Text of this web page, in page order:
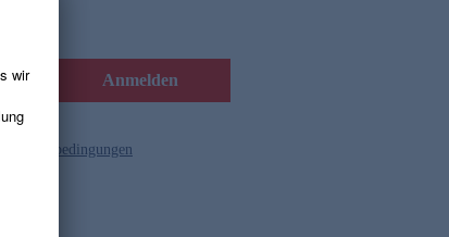
Anmelden
Gutscheinbedingungen